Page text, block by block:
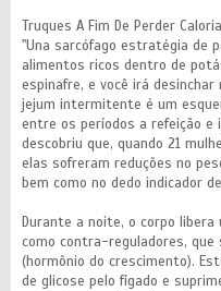
Truques A Fim De Perder
"Una sarcófago estratégia de
alimentos ricos dentro de
espinafre, e você irá desinchar
jejum intermitente é um
entre os períodos a refeição e
descobriu que, quando 21
elas sofreram reduções no
bem como no dedo indicador
Durante a noite, o corpo libera
como contra-reguladores, que
(hormônio do crescimento).
de glicose pelo fígado e